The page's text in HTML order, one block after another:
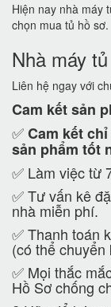
Hiện nay nhà máy
chọn mua tủ hồ sơ.
Nhà máy
Liên hệ ngay với
Cam kếtsản
✅Cam kếtchỉ
sản phẩm tốt
✅ Làm việc từ
✅ Tư vấn kê
nhà miễn phí.
✅ Thanh toán
(có thể chuyển
✅ Mọi thắc
Hồ Sơ chống